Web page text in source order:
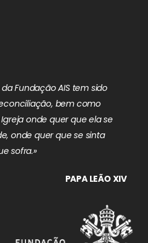
Fundação AIS tem sido
bem como
onde quer que ela se
onde quer que se sinta
sofra.»
PAPA LEÃO XIV